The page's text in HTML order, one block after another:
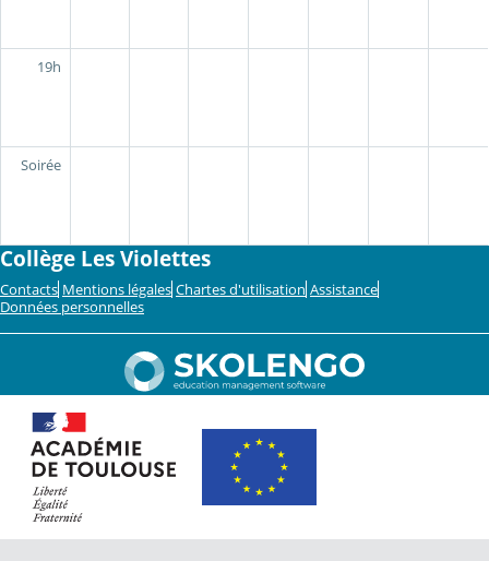
19h
Soirée
Collège Les Violettes
Contacts Mentions légales Chartes d'utilisation Assistance
Données personnelles